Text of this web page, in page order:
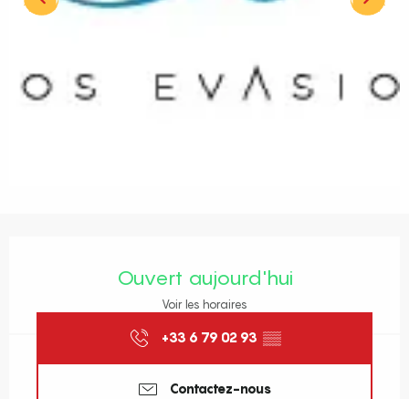
Ouvert aujourd'hui
Voir les horaires
+33 6 79 02 93 ▒▒
Contactez-nous